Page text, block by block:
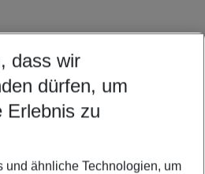
Ihren Wünschen
5-8 Nächte
Kinder
dass wir
dürfen, um
Erlebnis zu
und ähnliche Technologien, um